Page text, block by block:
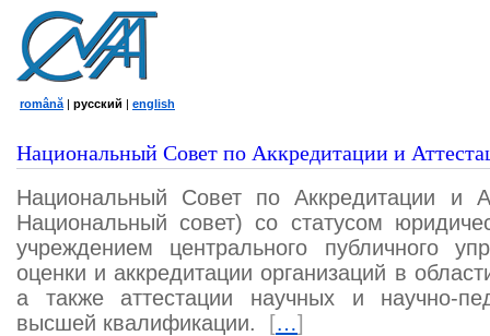
română | русский | english
Национальный Совет по Аккредитации и
Национальный Совет по Аккредитации и
Национальный совет) со статусом
учреждением центрального публичного
оценки и аккредитации организаций в
а также аттестации научных и научно-
высшей квалификации.
[…]